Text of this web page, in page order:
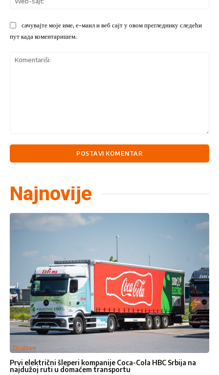
сачувајте моје име, е-маил и веб сајт у овом прегледнику следећи
пут када коментаришем.
Najnovije
Društvo
Prvi električni šleperi kompanije Coca-Cola HBC Srbija na
najdužoj ruti u domaćem transportu